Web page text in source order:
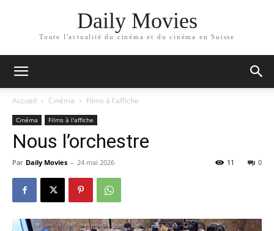
Daily Movies
Toute l'actualité du cinéma et du cinéma en Suisse
Accueil Cinéma Films à l'affiche
Cinéma Films à l'affiche
Nous l’orchestre
Par Daily Movies - 24 mai 2026 0
11